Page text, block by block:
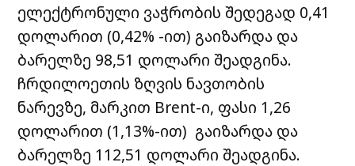
ელექტრონული ვაჭრობის შედეგად 0,41
დოლარით (0,42% -ით) გაიზარდა და
ბარელზე 98,51 დოლარი შეადგინა.
ჩრდილოეთის ზღვის ნავთობის
ნარევზე, მარკით Brent-ი, ფასი 1,26
დოლარით (1,13%-ით) გაიზარდა და
ბარელზე 112,51 დოლარი შეადგინა.